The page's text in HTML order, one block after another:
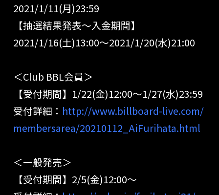
2021/1/11(月)23:59
【抽選結果発表〜入金期間】
2021/1/16(土)13:00～2021/1/20(水)21:00
＜Club BBL会員＞
【受付期間】1/22(金)12:00〜1/27(水)23:59
受付詳細： http://www.billboard-live.com/
membersarea/20210112_AiFurihata.html
＜一般発売＞
【受付期間】2/5(金)12:00〜